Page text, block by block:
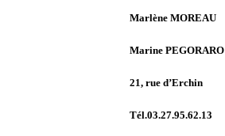
Marlène MOREAU
Marine PEGORARO
21, rue d’Erchin
Tél.03.27.95.62.13